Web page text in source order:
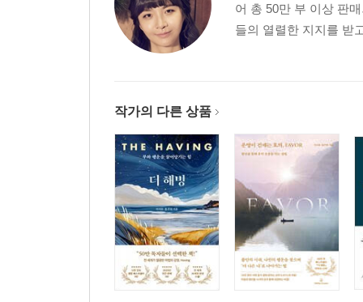
어 총 50만 부 이상 판
들의 열렬한 지지를 받
작가의 다른 상품